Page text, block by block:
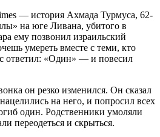
— история Ахмада Турмуса, 62-
на юге Ливана, убитого в
ему позвонил израильский
умереть вместе с теми, кто
ответил: «Один» — и повесил
он резко изменился. Он сказал
на него, и попросил всех
один. Родственники умоляли
переодеться и скрыться.